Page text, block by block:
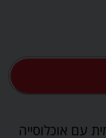
עם אוכלוסייה